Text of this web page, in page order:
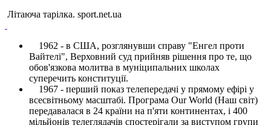
Літаюча тарілка. sport.net.ua
1962 - в США, розглянувши справу "Енгел проти
Вайтелі", Верховний суд прийняв рішення про те, що
обов'язкова молитва в муніципальних школах
суперечить конституції.
1967 - перший показ телепередачі у прямому ефірі у
всесвітньому масштабі. Програма Our World (Наш світ)
передавалася в 24 країни на п'яти континентах, і 400
мільйонів телеглядачів спостерігали за виступом групи